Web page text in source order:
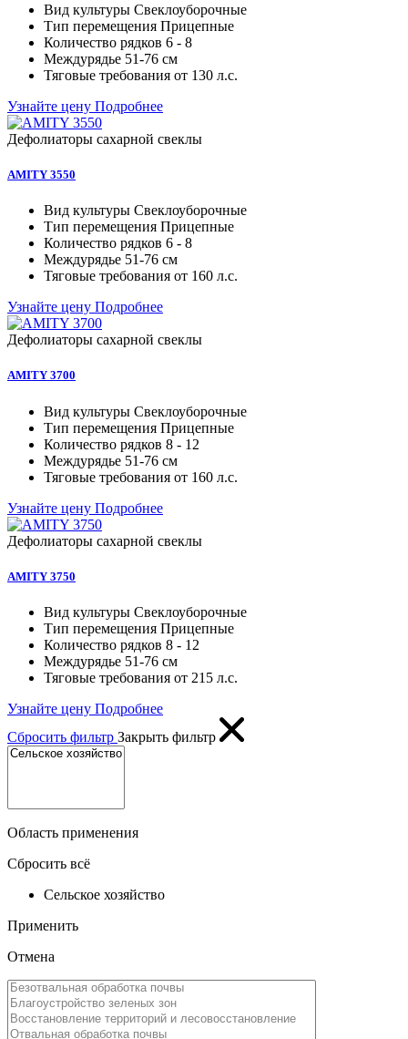
Вид культуры Свеклоуборочные
Тип перемещения Прицепные
Количество рядков 6 - 8
Междурядье 51-76 см
Тяговые требования от 130 л.с.
Узнайте цену Подробнее
Дефолиаторы сахарной свеклы
AMITY 3550
Вид культуры Свеклоуборочные
Тип перемещения Прицепные
Количество рядков 6 - 8
Междурядье 51-76 см
Тяговые требования от 160 л.с.
Узнайте цену Подробнее
Дефолиаторы сахарной свеклы
AMITY 3700
Вид культуры Свеклоуборочные
Тип перемещения Прицепные
Количество рядков 8 - 12
Междурядье 51-76 см
Тяговые требования от 160 л.с.
Узнайте цену Подробнее
Дефолиаторы сахарной свеклы
AMITY 3750
Вид культуры Свеклоуборочные
Тип перемещения Прицепные
Количество рядков 8 - 12
Междурядье 51-76 см
Тяговые требования от 215 л.с.
Узнайте цену Подробнее
Сбросить фильтр Закрыть фильтр
Область применения
Сбросить всё
Сельское хозяйство
Применить
Отмена